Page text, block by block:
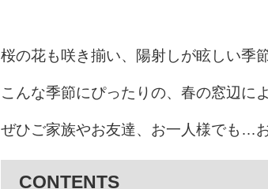
桜の花も咲き揃い、陽射しが眩しい季
こんな季節にぴったりの、春の窓辺に
ぜひご家族やお友達、お一人様でも…
CONTENTS